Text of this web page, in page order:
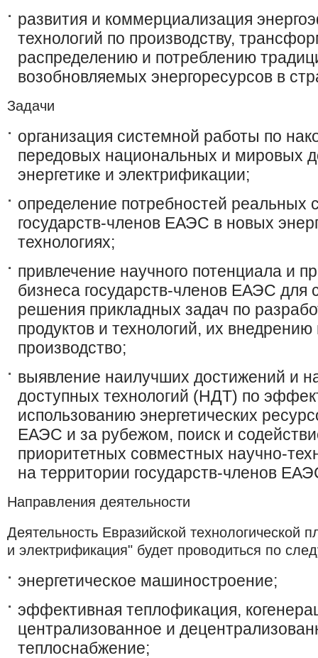
развития и коммерциализация
технологий по производству,
распределению и потреблению
возобновляемых энергоресурсов в
Задачи
организация системной работы по
передовых национальных и мировых
энергетике и электрификации;
определение потребностей реальных
государств-членов ЕАЭС в новых
технологиях;
привлечение научного потенциала и
бизнеса государств-членов ЕАЭС для
решения прикладных задач по
продуктов и технологий, их
производство;
выявление наилучших достижений и
доступных технологий (НДТ) по
использованию энергетических
ЕАЭС и за рубежом, поиск и
приоритетных совместных научно-
на территории государств-членов
Направления деятельности
Деятельность Евразийской технологической
и электрификация" будет проводиться по
энергетическое машиностроение;
эффективная теплофикация,
централизованное и
теплоснабжение;